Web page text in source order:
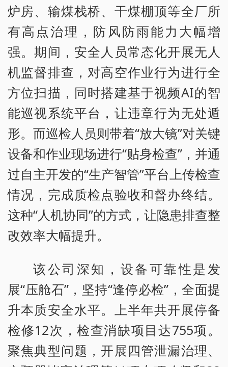
炉房、输煤栈桥、干煤棚顶等全厂所
有高点治理，防风防雨能力大幅增
强。期间，安全人员常态化开展无人
机监督排查，对高空作业行为进行全
方位扫描，同时搭建基于视频AI的智
能巡视系统平台，让违章行为无处遁
形。而巡检人员则带着“放大镜”对关键
设备和作业现场进行“贴身检查”，并通
过自主开发的“生产智管”平台上传检查
情况，完成质检点验收和督办终结。
这种“人机协同”的方式，让隐患排查整
改效率大幅提升。
该公司深知，设备可靠性是发
展“压舱石”，坚持“逢停必检”，全面提
升本质安全水平。上半年共开展停备
检修12次，检查消缺项目达755项。
聚焦典型问题，开展四管泄漏治理、